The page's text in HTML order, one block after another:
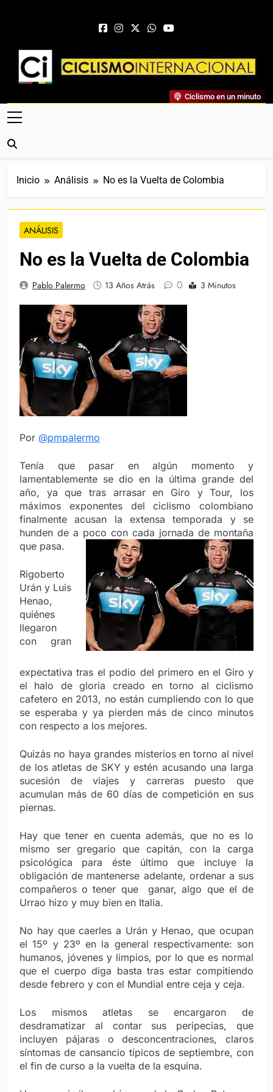
Ciclismo Internacional
Web Dedicada Al Ciclismo Mundial. Entrevistas, Análisis,
Crónicas, Previas Y Más. La Web Ciclista De Referencia.
Ciclismo en un minuto
Inicio Análisis No es la Vuelta de Colombia
ANÁLISIS
No es la Vuelta de Colombia
Pablo Palermo 13 Años Atrás 0 3 Minutos
Por @pmpalermo
Tenía que pasar en algún momento y
lamentablemente se dio en la última grande del
año, ya que tras arrasar en Giro y Tour, los
máximos exponentes del ciclismo colombiano
finalmente acusan la extensa temporada y se
hunden de a poco con cada jornada de montaña
que pasa.
Rigoberto
Urán y Luis
Henao,
quiénes
llegaron
con gran
expectativa tras el podio del primero en el Giro y
el halo de gloria creado en torno al ciclismo
cafetero en 2013, no están cumpliendo con lo que
se esperaba y ya pierden más de cinco minutos
con respecto a los mejores.
Quizás no haya grandes misterios en torno al nivel
de los atletas de SKY y estén acusando una larga
sucesión de viajes y carreras puesto que
acumulan más de 60 días de competición en sus
piernas.
Hay que tener en cuenta además, que no es lo
mismo ser gregario que capitán, con la carga
psicológica para éste último que incluye la
obligación de mantenerse adelante, ordenar a sus
compañeros o tener que ganar, algo que el de
Urrao hizo y muy bien en Italia.
No hay que caerles a Urán y Henao, que ocupan
el 15º y 23º en la general respectivamente: son
humanos, jóvenes y limpios, por lo que es normal
que el cuerpo diga basta tras estar compitiendo
desde febrero y con el Mundial entre ceja y ceja.
Los mismos atletas se encargaron de
desdramatizar al contar sus peripecias, que
incluyen pájaras o desconcentraciones, claros
síntomas de cansancio típicos de septiembre, con
el fin de curso a la vuelta de la esquina.